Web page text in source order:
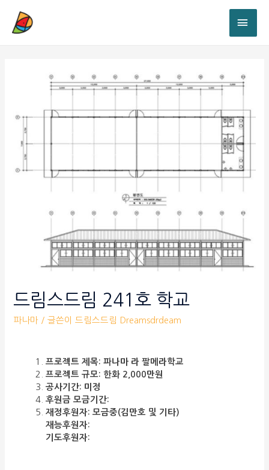
드림스드림 241호 학교
파나마 / 글쓴이드림스드림 Dreamsdrdeam
프로젝트 제목: 파나마 라 팔메라학교
프로젝트 규모: 한화 2,000만원
공사기간: 미정
후원금 모금기간:
재정후원자: 모금중(김만호 및 기타)
재능후원자:
기도후원자: